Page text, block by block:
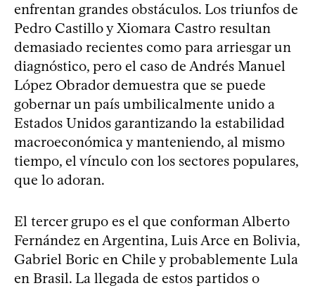
enfrentan grandes obstáculos. Los triunfos de
Pedro Castillo y Xiomara Castro resultan
demasiado recientes como para arriesgar un
diagnóstico, pero el caso de Andrés Manuel
López Obrador demuestra que se puede
gobernar un país umbilicalmente unido a
Estados Unidos garantizando la estabilidad
macroeconómica y manteniendo, al mismo
tiempo, el vínculo con los sectores populares,
que lo adoran.
El tercer grupo es el que conforman Alberto
Fernández en Argentina, Luis Arce en Bolivia,
Gabriel Boric en Chile y probablemente Lula
en Brasil. La llegada de estos partidos o